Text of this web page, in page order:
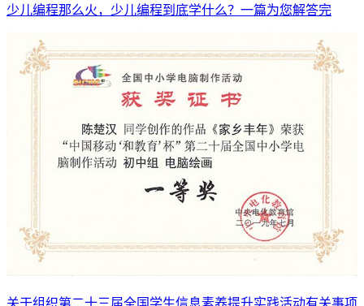
少儿编程那么火，少儿编程到底学什么？一篇为您解答完
关于组织第二十三届全国学生信息素养提升实践活动有关事项